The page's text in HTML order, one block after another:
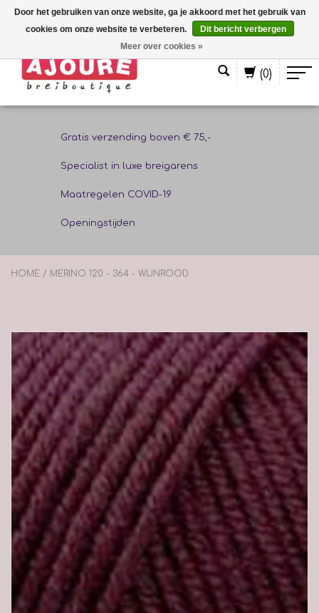
(0)
Gratis verzending boven € 75,-
Specialist in luxe breigarens
Maatregelen COVID-19
Openingstijden
HOME / MERINO 120 - 364 - WIJNROOD
Door het gebruiken van onze website, ga je akkoord met het gebruik van
cookies om onze website te verbeteren.
Dit bericht verbergen
Meer over cookies »